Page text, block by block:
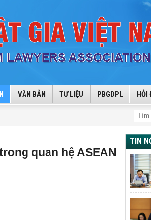
VĂN BẢN TƯ LIỆU PBGDPL HỎI
quan hệ ASEAN
TIN